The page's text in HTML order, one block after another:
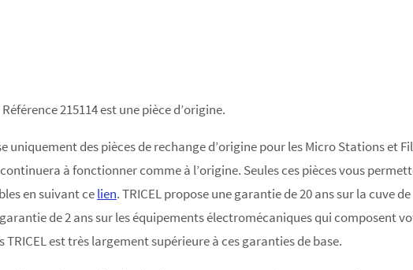
215114 est une pièce d’origine.
des pièces de rechange d’origine pour les Micro Stations et
à fonctionner comme à l’origine. Seules ces pièces vous
en suivant celien. TRICEL propose une garantie de 20 ans sur la cuve
de 2 ans sur les équipements électromécaniques qui composent
est très largement supérieure à ces garanties de base.